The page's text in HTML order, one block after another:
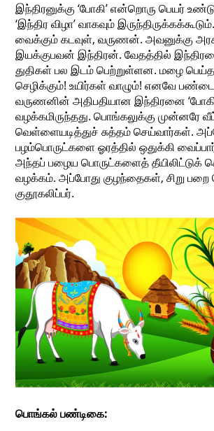
இந்திரனுக்கு ‘போகி’ என்றொரு பெயர்
‘இந்திர விழா’ வாகவும்
வைக்கும் கடவுள், வருணன். அவனுக்கு
இயக்குபவன் இந்திரன். வேதத்தில்
துதிகள் பல இடம் பெற்றுள்ளன. மழை
செழிக்கும்! உயிர்கள் வாழும்! எனவே
வருணனின் அதிபதியான இந்திரனை
வழக்கமிருந்தது. பொங்கலுக்கு முன்னரே
வெள்ளையடித்துச் சுத்தம் செய்வார்கள்.
பழம்பொருட்களை ஓரத்தில் ஒதுக்கி
அந்தப் பழைய பொருட்களைத் தீயிலிட்டுக்
வழக்கம். அப்போது குழந்தைகள், சிறு பறை
குதூகலிப்பர்.
பொங்கல் பண்டிகை: